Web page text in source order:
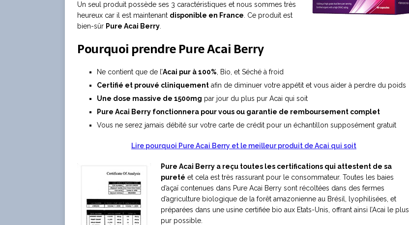
Un seul produit possède ses 3 caractéristiques et nous sommes très
heureux car il est maintenant disponible en France . Ce produit est
bien-sûr Pure Acai Berry
Pourquoi prendre Pure Acai Berry
Ne contient que de l’Acai pur à 100% , Bio, et Séché à froid
Certifié et prouvé cliniquement afin de diminuer votre appétit et vous aider à perdre du poids
Une dose massive de 1500mg par jour du plus pur Acai qui soit
Pure Acai Berry fonctionnera pour vous ou garantie de remboursement complet
Vous ne serez jamais débité sur votre carte de crédit pour un échantillon supposément gratuit
Lire pourquoi Pure Acai Berry et le meilleur produit de Acai qui soit
Pure Acai Berry a reçu toutes les certifications qui attestent de sa
pureté et cela est très rassurant pour le consommateur. Toutes les baies
d’açaï contenues dans Pure Acai Berry sont récoltées dans des fermes
d’agriculture biologique de la forêt amazonienne au Brésil, lyophilisées, et
préparées dans une usine certifiée bio aux Etats-Unis, offrant ainsi l’Acai le plus
pur possible.